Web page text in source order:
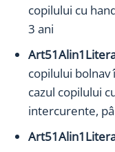
copilului cu
3 ani
copilului bolnav
cazul copilului
intercurente,